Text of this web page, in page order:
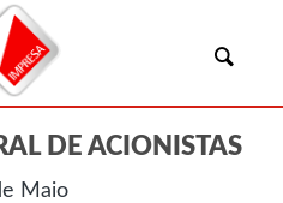
DE ACIONISTAS
Maio